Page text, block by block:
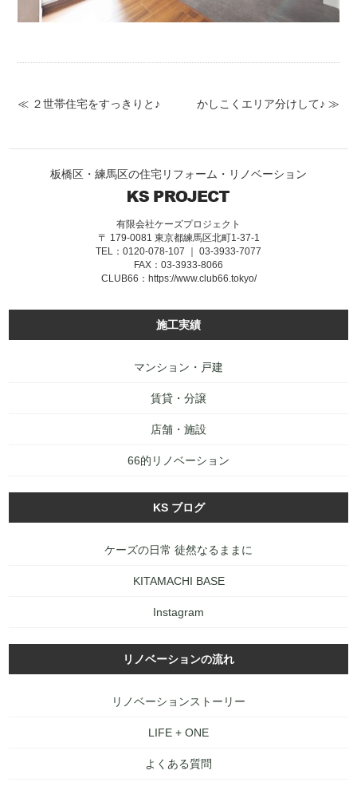
かしこくエリア分けして♪ ≫
≪ ２世帯住宅をすっきりと♪
板橋区・練馬区の住宅リフォーム・リノベーション
有限会社ケーズプロジェクト
〒 179-0081 東京都練馬区北町1-37-1
TEL：0120-078-107 ｜ 03-3933-7077
FAX：03-3933-8066
CLUB66： https://www.club66.tokyo/
施工実績
マンション・戸建
賃貸・分譲
店舗・施設
66的リノベーション
KS ブログ
ケーズの日常 徒然なるままに
KITAMACHI BASE
Instagram
リノベーションの流れ
リノベーションストーリー
LIFE + ONE
よくある質問